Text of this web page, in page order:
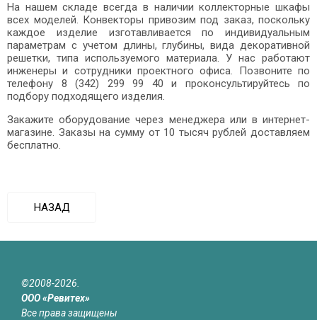
На нашем складе всегда в наличии коллекторные шкафы
всех моделей. Конвекторы привозим под заказ, поскольку
каждое изделие изготавливается по индивидуальным
параметрам с учетом длины, глубины, вида декоративной
решетки, типа используемого материала. У нас работают
инженеры и сотрудники проектного офиса. Позвоните по
телефону 8 (342) 299 99 40 и проконсультируйтесь по
подбору подходящего изделия.
Закажите оборудование через менеджера или в интернет-
магазине. Заказы на сумму от 10 тысяч рублей доставляем
бесплатно.
НАЗАД
©2008-2026.
ООО «Ревитех»
Все права защищены